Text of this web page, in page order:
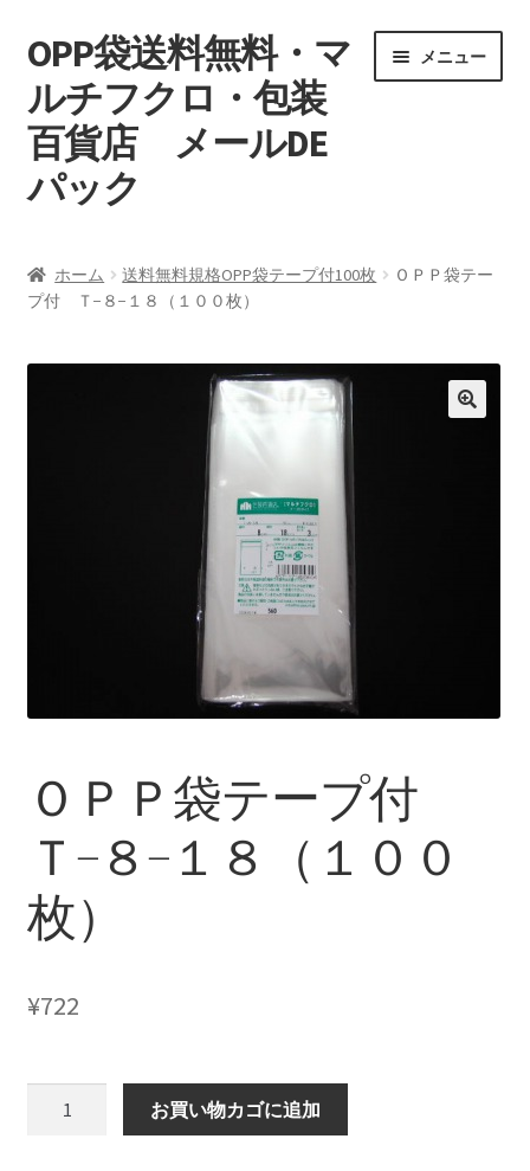
ナ
ビ
ゲ
ー
シ
ョ
ス
キ
プ
コ
ン
テ
ン
ツ
へ
ッ
プ
OPP袋送料無料・マ
ルチフクロ・包装
百貨店 メールDE
パック
メニュー
支払い
お買い物カゴ
プライバシーポリシー
ホーム 送料無料規格OPP袋テープ付100枚
ＯＰＰ袋テー
プ付 Ｔ−８−１８（１００枚）
ＯＰＰ袋テープ付
Ｔ−８−１８（１００
枚）
¥722
お買い物カゴに追加